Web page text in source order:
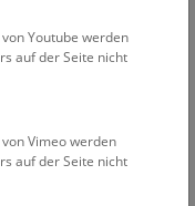
voller
am Wasser
die Wildnis hören?
Youtube werden
auf der Seite nicht
Vimeo werden
auf der Seite nicht